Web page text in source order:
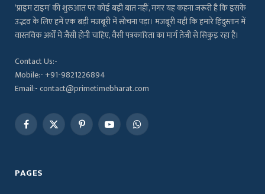
‘प्राइम टाइम’ की शुरुआत पर कोई बड़ी बात नहीं, मगर यह कहना जरूरी है कि इसके
उद्भव के लिए हमें एक बड़ी मजबूरी में सोचना पड़ा। मजबूरी यही कि हमारे हिंदुस्तान में
वास्तविक अर्थों में जैसी होनी चाहिए, वैसी पत्रकारिता का मार्ग तेजी से सिकुड़ रहा है।
Contact Us:-
Mobile:- +91-9821226894
Email:- contact@primetimebharat.com
Facebook
X
PinterestYouTubeWhatsApp
PAGES